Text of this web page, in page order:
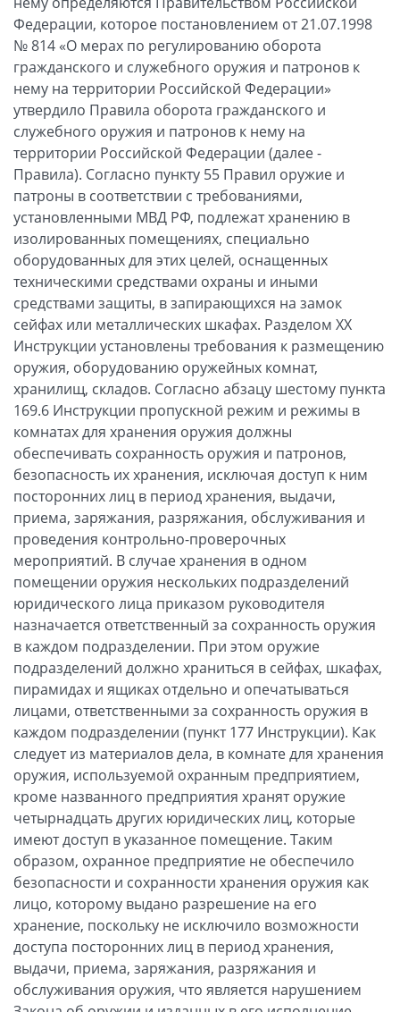
Федерации, которое постановлением от 21.07.1998
№ 814 «О мерах по регулированию оборота
гражданского и служебного оружия и патронов к
нему на территории Российской Федерации»
утвердило Правила оборота гражданского и
служебного оружия и патронов к нему на
территории Российской Федерации (далее -
Правила). Согласно пункту 55 Правил оружие и
патроны в соответствии с требованиями,
установленными МВД РФ, подлежат хранению в
изолированных помещениях, специально
оборудованных для этих целей, оснащенных
техническими средствами охраны и иными
средствами защиты, в запирающихся на замок
сейфах или металлических шкафах. Разделом ХХ
Инструкции установлены требования к размещению
оружия, оборудованию оружейных комнат,
хранилищ, складов. Согласно абзацу шестому пункта
169.6 Инструкции пропускной режим и режимы в
комнатах для хранения оружия должны
обеспечивать сохранность оружия и патронов,
безопасность их хранения, исключая доступ к ним
посторонних лиц в период хранения, выдачи,
приема, заряжания, разряжания, обслуживания и
проведения контрольно-проверочных
мероприятий. В случае хранения в одном
помещении оружия нескольких подразделений
юридического лица приказом руководителя
назначается ответственный за сохранность оружия
в каждом подразделении. При этом оружие
подразделений должно храниться в сейфах, шкафах,
пирамидах и ящиках отдельно и опечатываться
лицами, ответственными за сохранность оружия в
каждом подразделении (пункт 177 Инструкции). Как
следует из материалов дела, в комнате для хранения
оружия, используемой охранным предприятием,
кроме названного предприятия хранят оружие
четырнадцать других юридических лиц, которые
имеют доступ в указанное помещение. Таким
образом, охранное предприятие не обеспечило
безопасности и сохранности хранения оружия как
лицо, которому выдано разрешение на его
хранение, поскольку не исключило возможности
доступа посторонних лиц в период хранения,
выдачи, приема, заряжания, разряжания и
обслуживания оружия, что является нарушением